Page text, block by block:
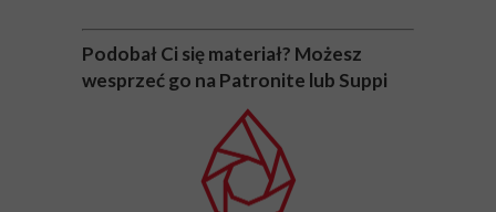
Podobał Ci się materiał? Możesz
wesprzeć go na Patronite lub Suppi